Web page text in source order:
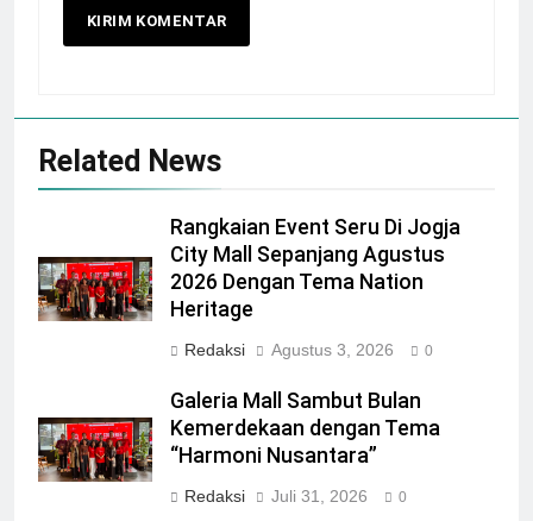
Related News
Rangkaian Event Seru Di Jogja
City Mall Sepanjang Agustus
2026 Dengan Tema Nation
Heritage
Redaksi Agustus 3, 2026 0
Galeria Mall Sambut Bulan
Kemerdekaan dengan Tema
“Harmoni Nusantara”
Redaksi Juli 31, 2026 0